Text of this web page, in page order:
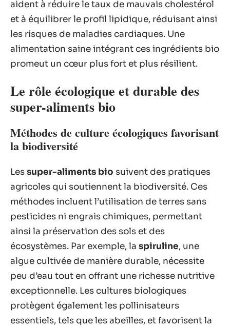
aident à réduire le taux de mauvais cholestérol
et à équilibrer le profil lipidique, réduisant ainsi
les risques de maladies cardiaques. Une
alimentation saine intégrant ces ingrédients bio
promeut un cœur plus fort et plus résilient.
Le rôle écologique et durable des
super-aliments bio
Méthodes de culture écologiques favorisant
la biodiversité
Lessuper-aliments bio suivent des pratiques
agricoles qui soutiennent la biodiversité. Ces
méthodes incluent l’utilisation de terres sans
pesticides ni engrais chimiques, permettant
ainsi la préservation des sols et des
écosystèmes. Par exemple, la spiruline, une
algue cultivée de manière durable, nécessite
peu d’eau tout en offrant une richesse nutritive
exceptionnelle. Les cultures biologiques
protègent également les pollinisateurs
essentiels, tels que les abeilles, et favorisent la